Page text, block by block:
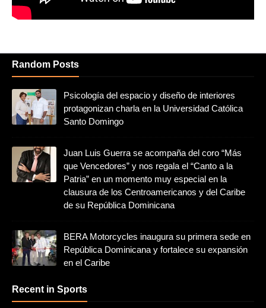
Random Posts
Psicología del espacio y diseño de interiores
protagonizan charla en la Universidad Católica
Santo Domingo
Juan Luis Guerra se acompaña del coro “Más
que Vencedores” y nos regala el “Canto a la
Patria” en un momento muy especial en la
clausura de los Centroamericanos y del Caribe
de su República Dominicana
BERA Motorcycles inaugura su primera sede en
República Dominicana y fortalece su expansión
en el Caribe
Recent in Sports